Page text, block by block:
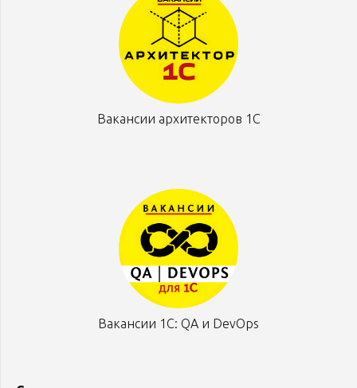
Вакансии архитекторов 1С
Вакансии 1С: QA и DevOps